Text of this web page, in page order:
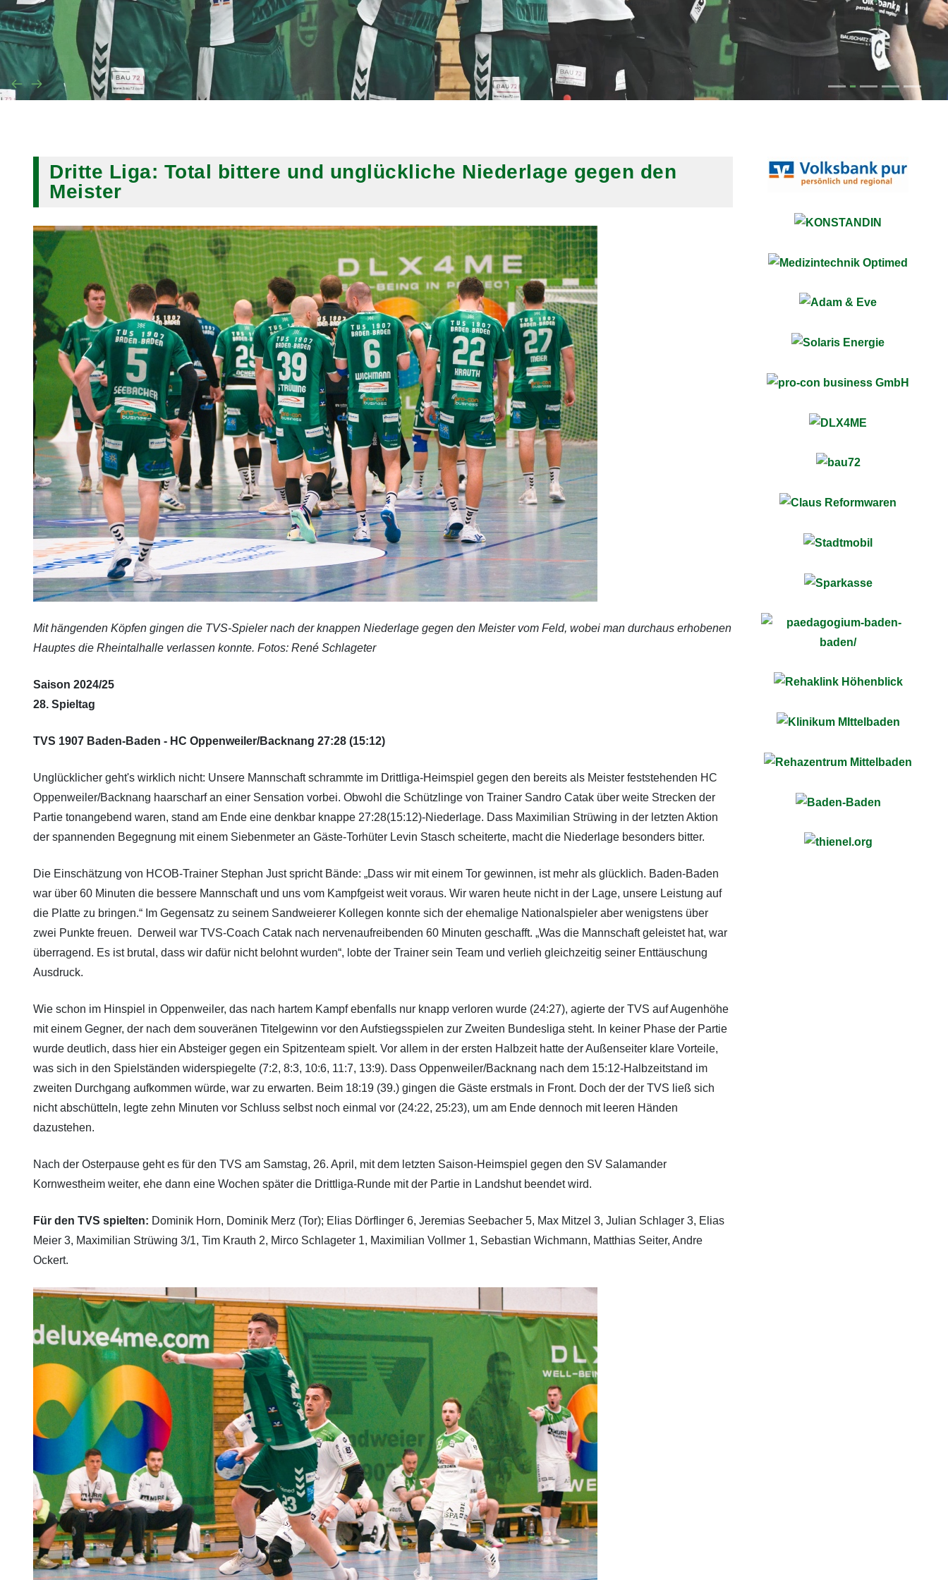
Dritte Liga: Total bittere und unglückliche Niederlage gegen den
Meister
Mit hängenden Köpfen gingen die TVS-Spieler nach der knappen Niederlage gegen den Meister vom Feld, wobei man durchaus erhobenen
Hauptes die Rheintalhalle verlassen konnte. Fotos: René Schlageter
Saison 2024/25
28. Spieltag
TVS 1907 Baden-Baden - HC Oppenweiler/Backnang 27:28 (15:12)
Unglücklicher geht's wirklich nicht: Unsere Mannschaft schrammte im Drittliga-Heimspiel gegen den bereits als Meister feststehenden HC
Oppenweiler/Backnang haarscharf an einer Sensation vorbei. Obwohl die Schützlinge von Trainer Sandro Catak über weite Strecken der
Partie tonangebend waren, stand am Ende eine denkbar knappe 27:28(15:12)-Niederlage. Dass Maximilian Strüwing in der letzten Aktion
der spannenden Begegnung mit einem Siebenmeter an Gäste-Torhüter Levin Stasch scheiterte, macht die Niederlage besonders bitter.
Die Einschätzung von HCOB-Trainer Stephan Just spricht Bände: „Dass wir mit einem Tor gewinnen, ist mehr als glücklich. Baden-Baden
war über 60 Minuten die bessere Mannschaft und uns vom Kampfgeist weit voraus. Wir waren heute nicht in der Lage, unsere Leistung auf
die Platte zu bringen.“ Im Gegensatz zu seinem Sandweierer Kollegen konnte sich der ehemalige Nationalspieler aber wenigstens über
zwei Punkte freuen. Derweil war TVS-Coach Catak nach nervenaufreibenden 60 Minuten geschafft. „Was die Mannschaft geleistet hat, war
überragend. Es ist brutal, dass wir dafür nicht belohnt wurden“, lobte der Trainer sein Team und verlieh gleichzeitig seiner Enttäuschung
Ausdruck.
Wie schon im Hinspiel in Oppenweiler, das nach hartem Kampf ebenfalls nur knapp verloren wurde (24:27), agierte der TVS auf Augenhöhe
mit einem Gegner, der nach dem souveränen Titelgewinn vor den Aufstiegsspielen zur Zweiten Bundesliga steht. In keiner Phase der Partie
wurde deutlich, dass hier ein Absteiger gegen ein Spitzenteam spielt. Vor allem in der ersten Halbzeit hatte der Außenseiter klare Vorteile,
was sich in den Spielständen widerspiegelte (7:2, 8:3, 10:6, 11:7, 13:9). Dass Oppenweiler/Backnang nach dem 15:12-Halbzeitstand im
zweiten Durchgang aufkommen würde, war zu erwarten. Beim 18:19 (39.) gingen die Gäste erstmals in Front. Doch der der TVS ließ sich
nicht abschütteln, legte zehn Minuten vor Schluss selbst noch einmal vor (24:22, 25:23), um am Ende dennoch mit leeren Händen
dazustehen.
Nach der Osterpause geht es für den TVS am Samstag, 26. April, mit dem letzten Saison-Heimspiel gegen den SV Salamander
Kornwestheim weiter, ehe dann eine Wochen später die Drittliga-Runde mit der Partie in Landshut beendet wird.
Für den TVS spielten: Dominik Horn, Dominik Merz (Tor); Elias Dörflinger 6, Jeremias Seebacher 5, Max Mitzel 3, Julian Schlager 3, Elias
Meier 3, Maximilian Strüwing 3/1, Tim Krauth 2, Mirco Schlageter 1, Maximilian Vollmer 1, Sebastian Wichmann, Matthias Seiter, Andre
Ockert.